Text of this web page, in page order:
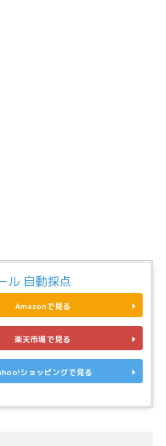
ル 自動採点
Amazonで見る
楽天市場で見る
ショッピングで見る